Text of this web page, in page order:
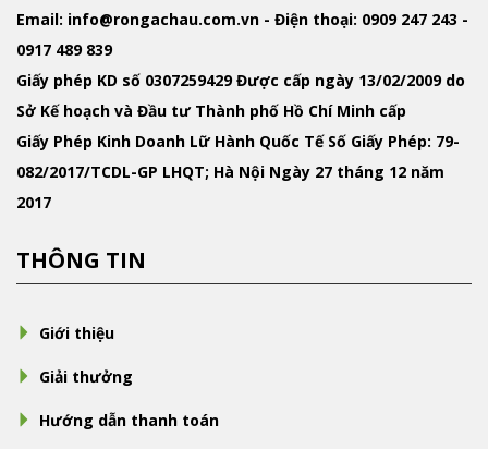
Email: info@rongachau.com.vn - Điện thoại: 0909 247 243 -
0917 489 839
Giấy phép KD số 0307259429 Được cấp ngày 13/02/2009 do
Sở Kế hoạch và Đầu tư Thành phố Hồ Chí Minh cấp
Giấy Phép Kinh Doanh Lữ Hành Quốc TếSố Giấy Phép: 79-
082/2017/TCDL-GP LHQT; Hà Nội Ngày 27 tháng 12 năm
2017
THÔNG TIN
Giới thiệu
Giải thưởng
Hướng dẫn thanh toán